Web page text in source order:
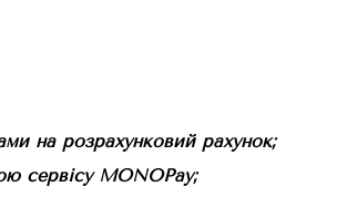
на розрахунковий рахунок;
сервісу MONOPay;